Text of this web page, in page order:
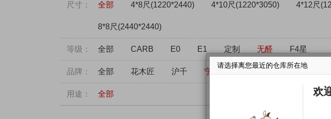
尺寸： 全部 4*8尺(1220*2440) 4*10尺(1220*3050) 4*12尺
8*8尺(2440*2440)
等级： 全部 CARB E0 E1 定制 无醛 F4星
品牌： 全部 花木匠 沪千 宁丰 东森 乐林 东源
用途： 全部
请选择离您最近的仓库所在地
欢